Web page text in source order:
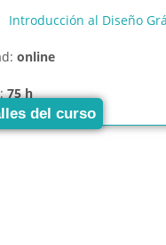
Introducción al Diseño
online
75 h
del curso